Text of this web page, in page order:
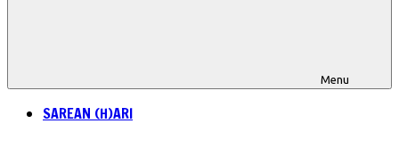
Menu
SAREAN (H)ARI